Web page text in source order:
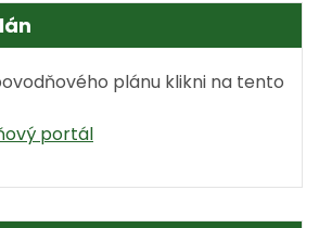
plánu klikni na tento
portál